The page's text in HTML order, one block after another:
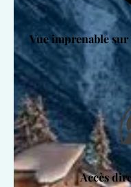
Vue imprenable
Accès